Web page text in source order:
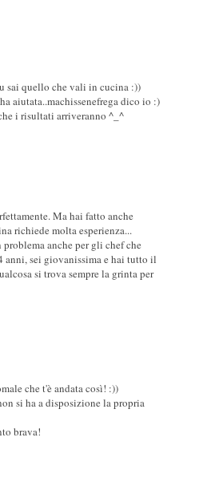
sai quello che vali in cucina :))
aiutata..machissenefrega dico io :)
i risultati arriveranno ^_^
Ma hai fatto anche
richiede molta esperienza...
anche per gli chef che
anni, sei giovanissima e hai tutto il
si trova sempre la grinta per
che t'è andata così! :))
si ha a disposizione la propria
brava!